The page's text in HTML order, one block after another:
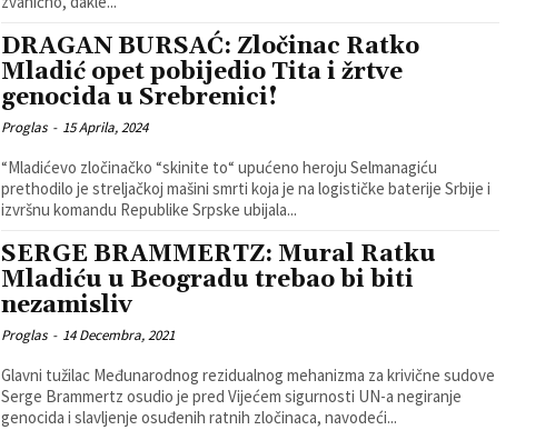
DRAGAN BURSAĆ: Zločinac Ratko
Mladić opet pobijedio Tita i žrtve
genocida u Srebrenici!
Proglas - 15 Aprila, 2024
“Mladićevo zločinačko “skinite to“ upućeno heroju Selmanagiću
prethodilo je streljačkoj mašini smrti koja je na logističke baterije Srbije i
izvršnu komandu Republike Srpske ubijala...
SERGE BRAMMERTZ: Mural Ratku
Mladiću u Beogradu trebao bi biti
nezamisliv
Proglas - 14 Decembra, 2021
Glavni tužilac Međunarodnog rezidualnog mehanizma za krivične sudove
Serge Brammertz osudio je pred Vijećem sigurnosti UN-a negiranje
genocida i slavljenje osuđenih ratnih zločinaca, navodeći...